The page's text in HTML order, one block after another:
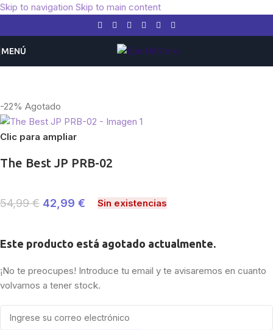
Skip to navigation Skip to main content
MENÚ
-22% Agotado
Clic para ampliar
The Best JP PRB-02
54,99€ 42,99 € Sin existencias
Este producto está agotado actualmente.
¡No te preocupes! Introduce tu email y te avisaremos en cuanto
volvamos a tener stock.